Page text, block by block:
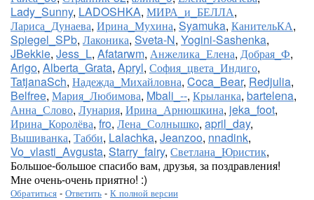
Lady_Sunny, LADOSHKA, МИРА_и_БЕЛЛА,
Лариса_Дунаева, Ирина_Мухина, Syamuka, КанительКА,
Spiegel_SPb, Лаконика, Sveta-N, Yogini-Sashenka,
JBekkie, Jess_L, Afatarwm, Анжелика_Елена, Добрая_Ф,
Arigo, Alberta_Grata, Apryl, София_цвета_Индиго,
TatjanaSch, Надежда_Михайловна, Coca_Bear, Redjulia,
Belfree, Мария_Любимова, Mbali_--, Крыланка, bartelena,
Анна_Слово, Лунария, Ирина_Арнюшкина, jeka_foot,
Ирина_Королёва, fro, Лена_Солнышко, april_day,
Вышиванка, Табби, Lalachka, Jeanzoo, nnadink,
Vo_vlasti_Avgusta, Starry_fairy, Светлана_Юристик,
Большое-большое спасибо вам, друзья, за поздравления!
Мне очень-очень приятно! :)
Обратиться - Ответить - К полной версии